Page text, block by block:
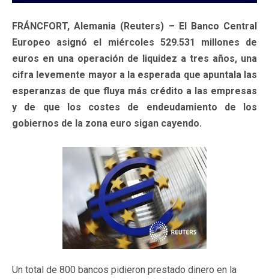
FRÁNCFORT, Alemania (Reuters) – El Banco Central
Europeo asignó el miércoles 529.531 millones de
euros en una operación de liquidez a tres años, una
cifra levemente mayor a la esperada que apuntala las
esperanzas de que fluya más crédito a las empresas
y de que los costes de endeudamiento de los
gobiernos de la zona euro sigan cayendo.
Un total de 800 bancos pidieron prestado dinero en la